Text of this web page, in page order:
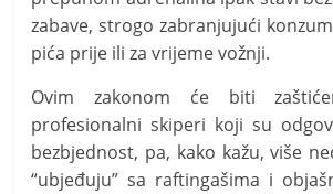
zabave, strogo zabranjujući
pića prije ili za vrijeme vožnji.
​Ovim zakonom će biti
profesionalni skiperi koji su
bezbjednost, pa, kako kažu, više
“ubjeđuju” sa raftingašima i